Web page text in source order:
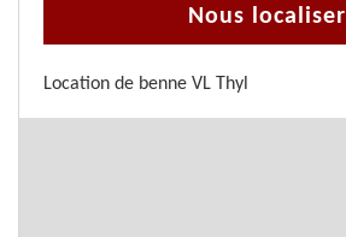
Nous localiser
Location de benne VL Thyl